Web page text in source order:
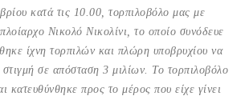
κατά τις 10.00, τορπιλοβόλο μας με
Νικολό Νικολίνι, το οποίο συνόδευε
ίχνη τορπιλών και πλώρη υποβρυχίου να
στιγμή σε απόσταση 3 μιλίων. Το τορπιλοβόλο
κατευθύνθηκε προς το μέρος που είχε γίνει